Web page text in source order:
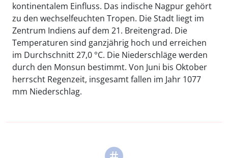
kontinentalem Einfluss. Das indische Nagpur gehört
zu den wechselfeuchten Tropen. Die Stadt liegt im
Zentrum Indiens auf dem 21. Breitengrad. Die
Temperaturen sind ganzjährig hoch und erreichen
im Durchschnitt 27,0 °C. Die Niederschläge werden
durch den Monsun bestimmt. Von Juni bis Oktober
herrscht Regenzeit, insgesamt fallen im Jahr 1077
mm Niederschlag.